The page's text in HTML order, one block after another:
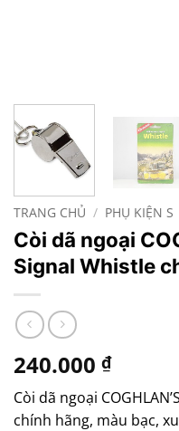
TRANG CHỦ / PHỤ KIỆN S
Còi dã ngoại
Signal Whistle
240.000 ₫
Còi dã ngoại
chính hãng, màu bạc,